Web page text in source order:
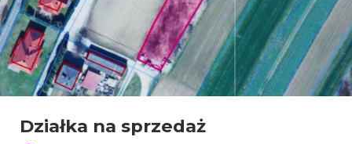
Działka na sprzedaż